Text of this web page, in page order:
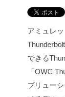
アミュレ
できる
「OWC
ブリュー